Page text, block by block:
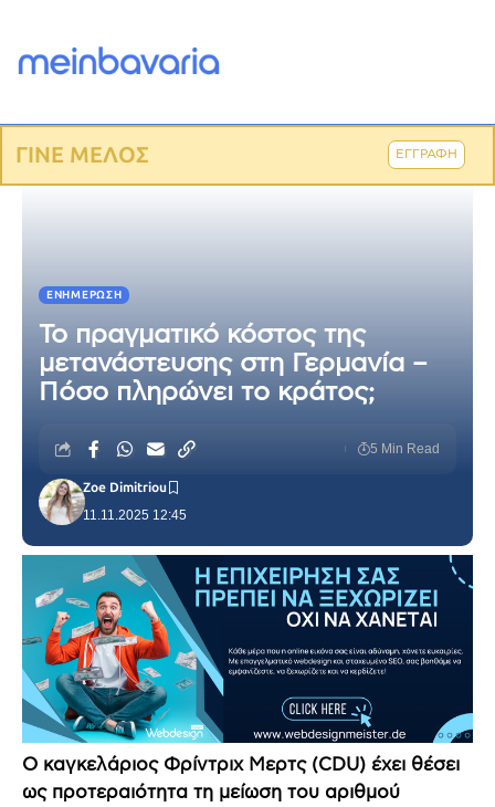
ΓΙΝΕ ΜΕΛΟΣ ΕΓΓΡΑΦΗ
ΕΝΗΜΈΡΩΣΗ
Το πραγματικό κόστος της
μετανάστευσης στη Γερμανία –
Πόσο πληρώνει το κράτος;
11.11.2025 12:45
Zoe Dimitriou
5 Min Read
Ο καγκελάριος Φρίντριχ Μερτς (CDU) έχει θέσει
ως προτεραιότητα τη μείωση του αριθμού